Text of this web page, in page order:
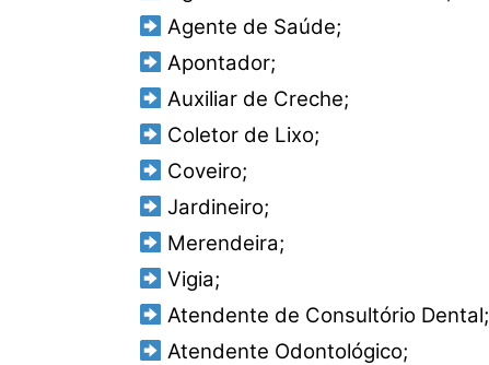
Agente de Saúde;
Apontador;
Auxiliar de Creche;
Coletor de Lixo;
Coveiro;
Jardineiro;
Merendeira;
Vigia;
Atendente de Consultório Dental;
Atendente Odontológico;